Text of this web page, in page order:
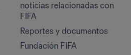
noticias relacionadas con
FIFA
Reportes y documentos
Fundación FIFA